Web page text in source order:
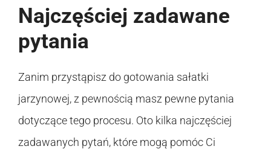
Najczęściej zadawane
pytania
Zanim przystąpisz do gotowania sałatki
jarzynowej, z pewnością masz pewne pytania
dotyczące tego procesu. Oto kilka najczęściej
zadawanych pytań, które mogą pomóc Ci